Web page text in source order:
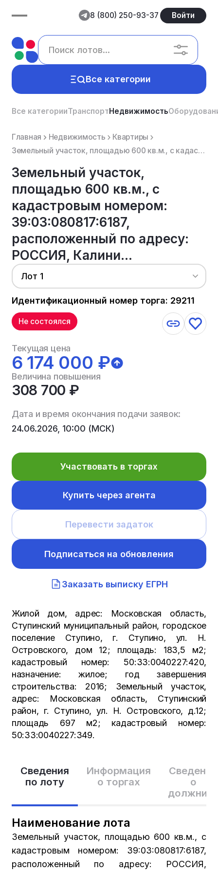
8 (800) 250-93-37 Войти
Все категории
Все категорииТранспортНедвижимость
Главная Недвижимость
Квартиры
Земельный участок, площадью 600 кв.м., с кадастровым номером: 39:03:080817:6187, расположенный по ад...
Земельный участок,
площадью 600 кв.м., с
кадастровым номером:
39:03:080817:6187,
расположенный по адресу:
РОССИЯ, Калини...
Лот 1
Идентификационный номер торга: 29211
Сведения
по лоту
Информация
о торгах
Сведения
о
Наименование лота
Земельный участок, площадью 600 кв.м., с
кадастровым номером: 39:03:080817:6187,
расположенный по адресу: РОССИЯ,
Не состоялся
Текущая цена
6 174 000 ₽
Величина повышения
308 700 ₽
Дата и время окончания подачи заявок:
24.06.2026, 10:00 (МСК)
Участвовать в торгах
Купить через агента
Перевести задаток
Подписаться на обновления
Заказать выписку ЕГРН
Жилой дом, адрес: Московская область,
Ступинский муниципальный район, городское
поселение Ступино, г. Ступино, ул. Н.
Островского, дом 12; площадь: 183,5 м2;
кадастровый номер: 50:33:0040227:420,
назначение: жилое; год завершения
строительства: 2016; Земельный участок,
адрес: Московская область, Ступинский
район, г. Ступино, ул. Н. Островского, д.12;
площадь 697 м2; кадастровый номер:
50:33:0040227:349.